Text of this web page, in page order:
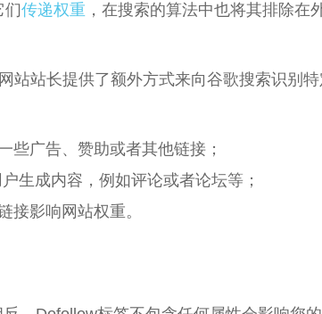
们传递权重 ，在搜索的算法中也将其排除在
站站长提供了额外方式来向谷歌搜索识别特
些广告、赞助或者其他链接；
生成内容，例如评论或者论坛等；
接影响网站权重。